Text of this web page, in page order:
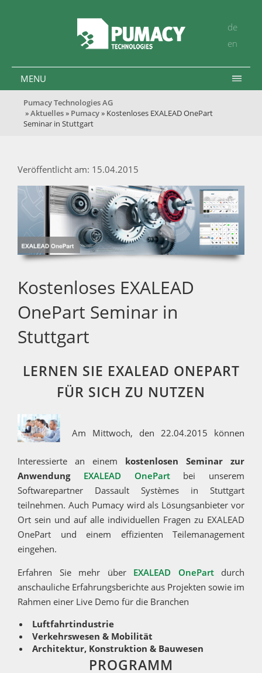
de
en
MENU
Pumacy Technologies AG
»Aktuelles» Pumacy» Kostenloses EXALEAD OnePart
Seminar in Stuttgart
Veröffentlicht am: 15.04.2015
Kostenloses EXALEAD
OnePart Seminar in
Stuttgart
LERNEN SIE EXALEAD ONEPART
FÜR SICH ZU NUTZEN
Am Mittwoch, den 22.04.2015 können
Interessierte an einem kostenlosen Seminar zur
Anwendung EXALEAD OnePartbei unserem
Softwarepartner Dassault Systèmes in Stuttgart
teilnehmen. Auch Pumacy wird als Lösungsanbieter vor
Ort sein und auf alle individuellen Fragen zu EXALEAD
OnePart und einem effizienten Teilemanagement
eingehen.
Erfahren Sie mehr über EXALEAD OnePartdurch
anschauliche Erfahrungsberichte aus Projekten sowie im
Rahmen einer Live Demo für die Branchen
Luftfahrtindustrie
Verkehrswesen & Mobilität
Architektur, Konstruktion & Bauwesen
PROGRAMM